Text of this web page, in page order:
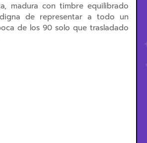
madura con timbre equilibrado
de representar a todo un
de los 90 solo que trasladado